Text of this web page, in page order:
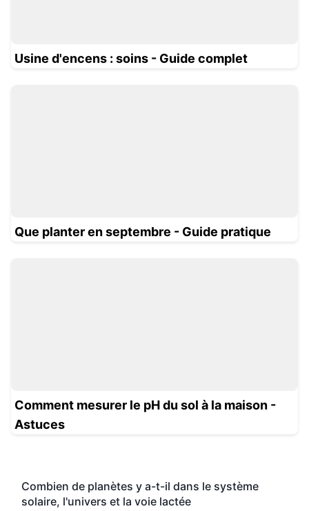
Usine d'encens : soins - Guide complet
Que planter en septembre - Guide pratique
Comment mesurer le pH du sol à la maison -
Astuces
Combien de planètes y a-t-il dans le système
solaire, l'univers et la voie lactée